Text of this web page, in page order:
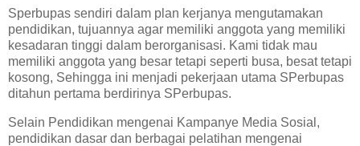
Sperbupas sendiri dalam plan kerjanya mengutamakan
pendidikan, tujuannya agar memiliki anggota yang memiliki
kesadaran tinggi dalam berorganisasi. Kami tidak mau
memiliki anggota yang besar tetapi seperti busa, besat tetapi
kosong, Sehingga ini menjadi pekerjaan utama SPerbupas
ditahun pertama berdirinya SPerbupas.
Selain Pendidikan mengenai Kampanye Media Sosial,
pendidikan dasar dan berbagai pelatihan mengenai